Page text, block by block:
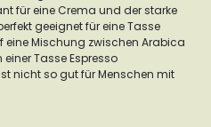
für eine Crema und der starke
geeignet für eine Tasse
eine Mischung zwischen Arabica
Tasse Espresso
nicht so gut für Menschen mit